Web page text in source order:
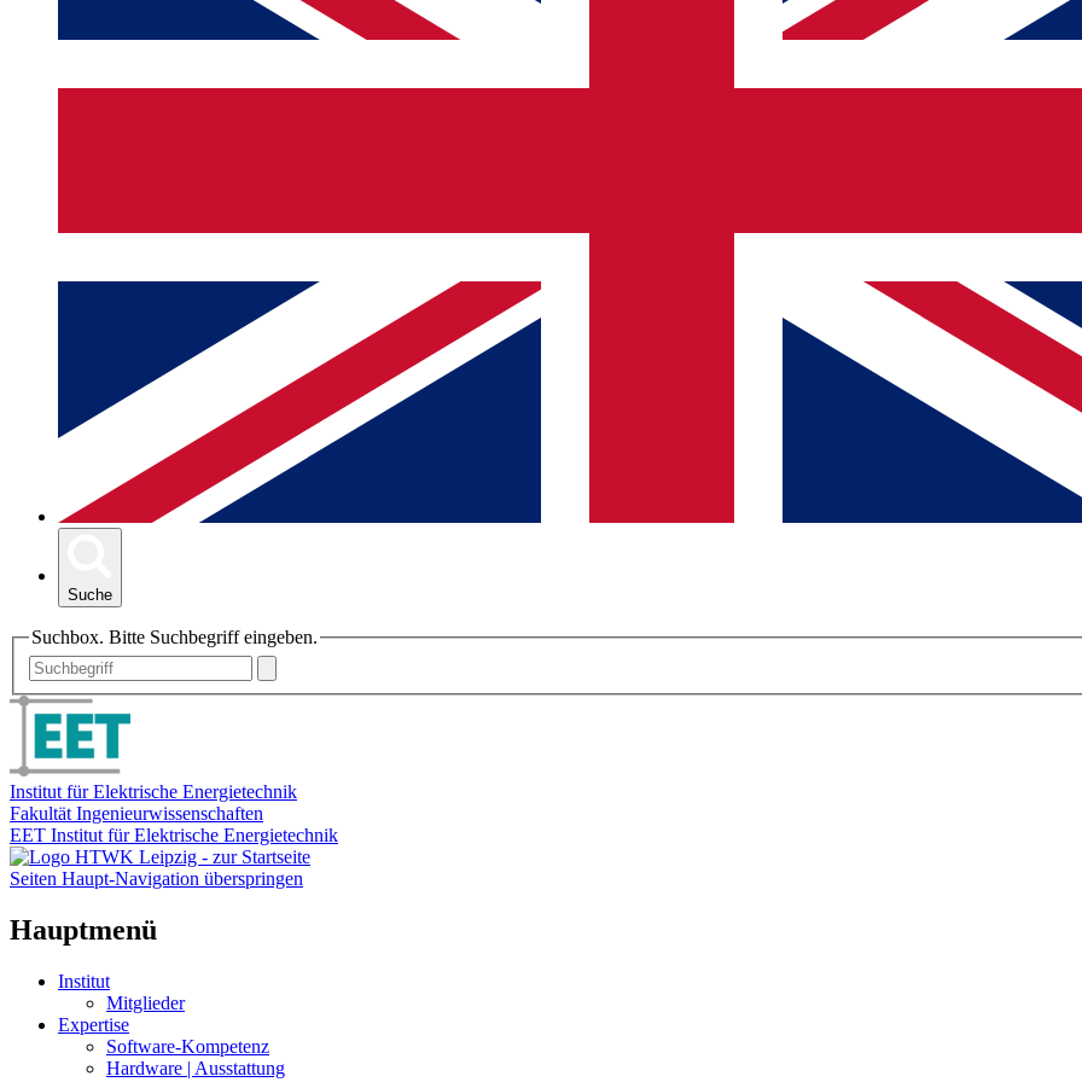
Suche
Suchbox. Bitte Suchbegriff eingeben.
Institut für Elektrische Energietechnik
Fakultät Ingenieurwissenschaften
EET Institut für Elektrische Energietechnik
Seiten Haupt-Navigation überspringen
Hauptmenü
Institut
Mitglieder
Expertise
Software-Kompetenz
Hardware | Ausstattung